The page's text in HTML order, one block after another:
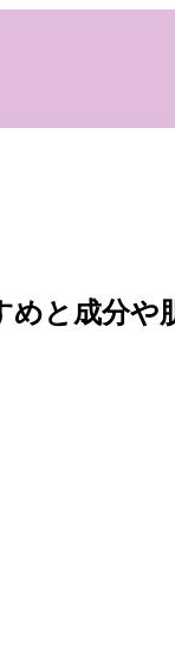
と成分や